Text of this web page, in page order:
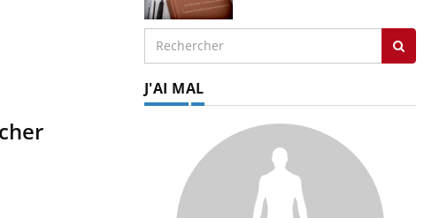
J'AI MAL